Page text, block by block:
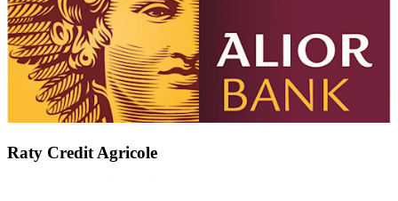
Raty Credit Agricole